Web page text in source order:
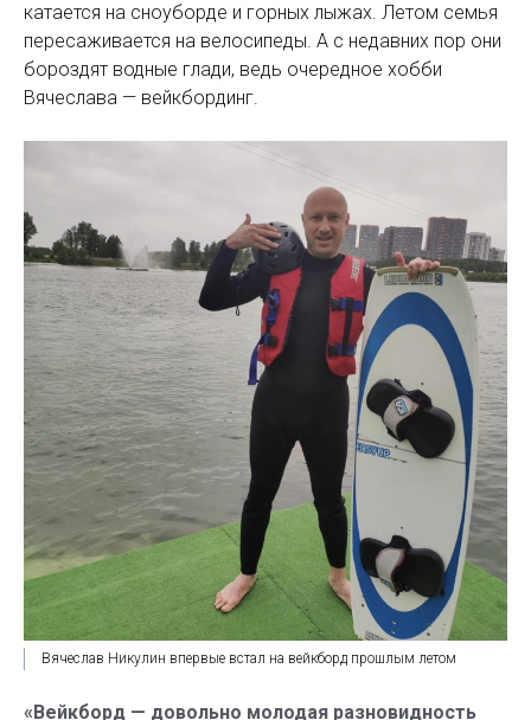
катается на сноуборде и горных лыжах. Летом семья
пересаживается на велосипеды. А с недавних пор они
бороздят водные глади, ведь очередное хобби
Вячеслава — вейкбординг.
Вячеслав Никулин впервые встал на вейкборд прошлым летом
«Вейкборд — довольно молодая разновидность